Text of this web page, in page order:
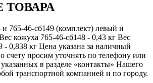
765-46-сб149 (комплект) левый и
кожуха 765-46-сб148 - 0,43 кг Вес
- 0,838 кг Цена указана за наличный
счету просим уточнять по телефону или
в разделе «контакты» Нашего
транспортной компанией и по городу.